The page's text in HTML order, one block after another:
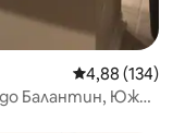
Средна
4,88 (134)
Балантин, Южен